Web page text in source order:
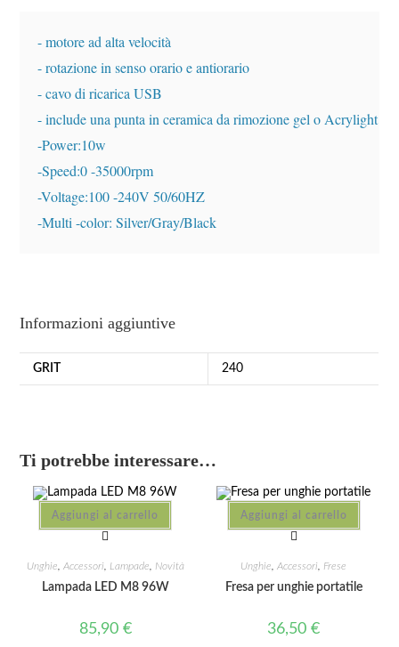
- motore ad alta velocità
- rotazione in senso orario e antiorario
- cavo di ricarica USB
- include una punta in ceramica da rimozione gel o Acrylight gel
-Power:10w
-Speed:0 -35000rpm
-Voltage:100 -240V 50/60HZ
Informazioni aggiuntive
GRIT 240
Ti potrebbe interessare…
Aggiungi al carrello
Unghie Accessori Lampade Novità
Lampada LED M8 96W
85,90 €
Aggiungi al carrello
Unghie ,Accessori Frese
Fresa per unghie portatile
36,50€